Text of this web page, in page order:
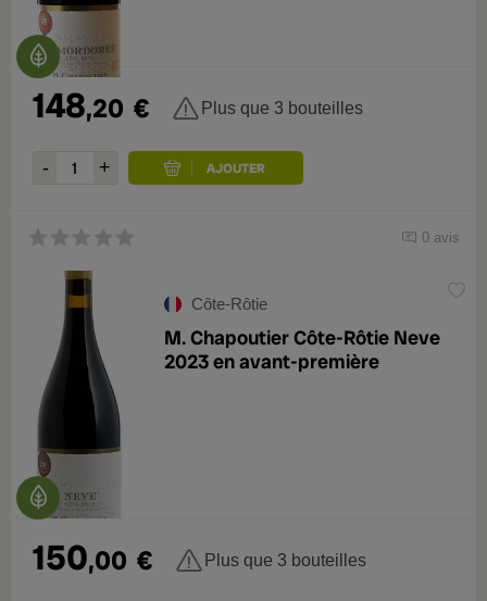
148,20 € Plus que 3 bouteilles
0 avis
Côte-Rôtie
M. Chapoutier Côte-Rôtie Neve
2023 en avant-première
150,00 € Plus que 3 bouteilles